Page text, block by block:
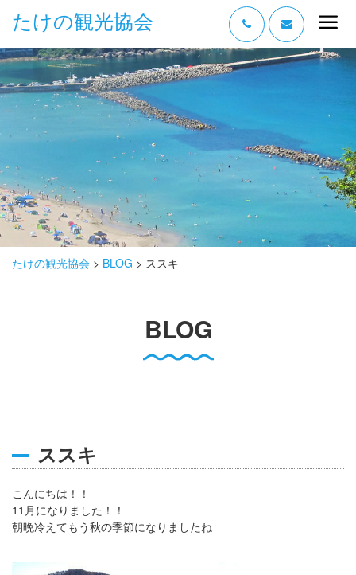
たけの観光協会
“たけの” の魅力
過ごし方
みどころ
泊まる
おみやげ
たけの観光協会 > BLOG > ススキ
BLOG
ススキ
こんにちは！！
11月になりました！！
朝晩冷えてもう秋の季節になりましたね